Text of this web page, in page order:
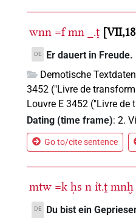
wnn =f mn _.ṱ VII,18
DE
Er dauert in Freude.
Demotische
3452 ("Livre de
Louvre E 3452 ("Livre
Dating (time frame):2.
Go to/cite sentence
mtw =k ḥs n ı͗t.ṱ mnḫ
DE
Du bist ein